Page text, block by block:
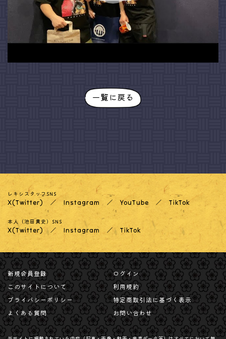
一覧に戻る
レキシスタッフSNS
X(Twitter) Instagram YouTube TikTok
本人（池田貴史）SNS
X(Twitter) Instagram TikTok
新規会員登録
ログイン
このサイトについて
利用規約
プライバシーポリシー
特定商取引法に基づく表示
よくある質問
お問い合わせ